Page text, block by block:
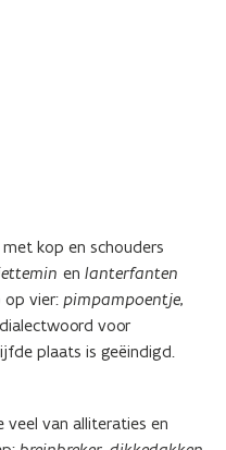
kop en schouders
en lanterfanten
op vier: pimpampoentje,
voor
plaats is geëindigd.
veel van alliteraties en